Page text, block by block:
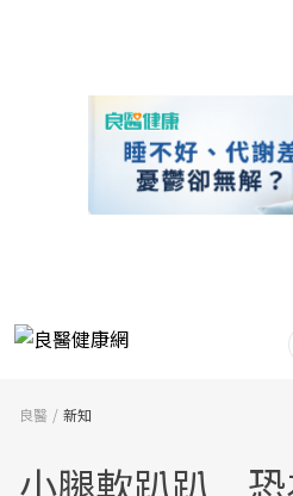
良醫 新知
小腿軟趴趴 恐